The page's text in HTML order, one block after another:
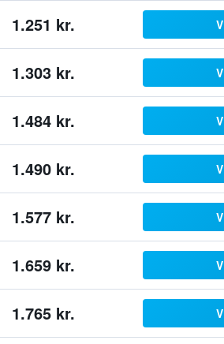
1.251 kr.
1.303 kr.
1.484 kr.
1.490 kr.
1.577 kr.
1.659 kr.
1.765 kr.